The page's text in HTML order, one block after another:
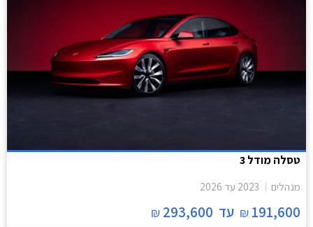
טסלה מודל 3
מנהלים 2023 עד 2026
191,600
₪ עד 293,600
₪